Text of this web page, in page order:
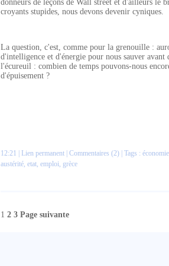
donneurs de leçons de Wall street et d'ailleurs le
croyants stupides, nous devons devenir cyniques.
La question, c'est, comme pour la grenouille :
d'intelligence et d'énergie pour nous sauver
l'écureuil : combien de temps pouvons-nous
d'épuisement ?
12:21 | Lien permanent Commentaires (2) | Tags : économie
austérité, etat, emploi, grèce
1 2 3 Page suivante